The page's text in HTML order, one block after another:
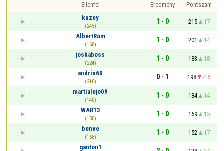
Ellenfél Eredmény
Pontszám
kuzey
(245)
1 - 0 215
17
AlbertRom
(168)
1 - 0 201
14
joskaboss
(224)
1 - 0 183
18
andris60
(210)
0 - 1 198
-15
martialejo09
(140)
1 - 0 184
14
WAR13
(150)
1 - 0 169
15
benve
(168)
1 - 0 152
17
ganton1